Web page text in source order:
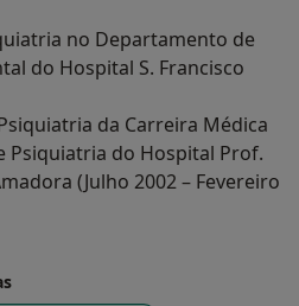
no Departamento de
do Hospital S. Francisco
da Carreira Médica
Psiquiatria do Hospital Prof.
(Julho 2002 – Fevereiro
Portuguesa de